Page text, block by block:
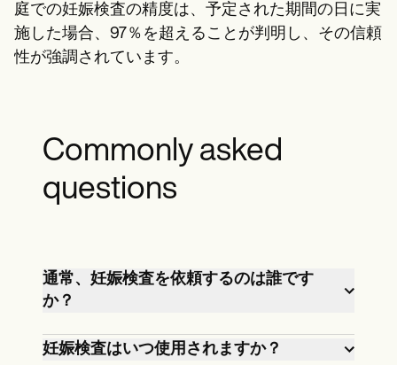
庭での妊娠検査の精度は、予定された期間の日に実
施した場合、97％を超えることが判明し、その信頼
性が強調されています。
Commonly asked
questions
通常、妊娠検査を依頼するのは誰です
か？
妊娠が疑われる女性、婦人科医、また
は一般開業医は通常、妊娠検査を使用
妊娠検査はいつ使用されますか？